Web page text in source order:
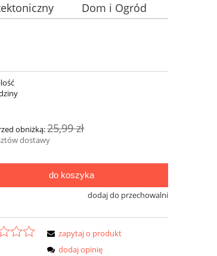
Dom i Ogród
obniżką:25,99 zł
dostawy
do koszyka
dodaj do przechowalni
zapytaj o produkt
dodaj opinię